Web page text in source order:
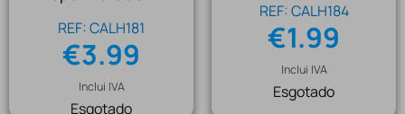
REF: CALH181
€3.99
Inclui IVA
Esgotado
REF: CALH184
€1.99
Inclui IVA
Esgotado